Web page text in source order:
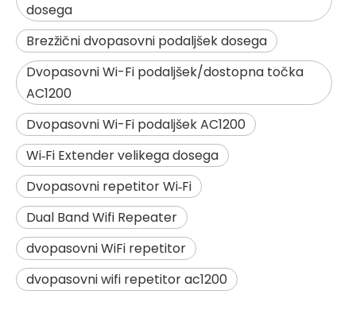
dosega
Brezžični dvopasovni podaljšek dosega
Dvopasovni Wi-Fi podaljšek/dostopna točka
AC1200
Dvopasovni Wi-Fi podaljšek AC1200
Wi‑Fi Extender velikega dosega
Dvopasovni repetitor Wi‑Fi
Dual Band Wifi Repeater
dvopasovni WiFi repetitor
dvopasovni wifi repetitor ac1200